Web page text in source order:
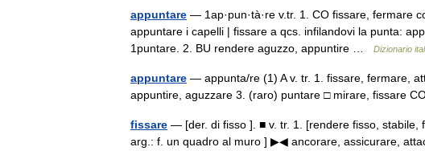
appuntare — 1ap·pun·tà·re v.tr. 1. CO fissare, fermare
appuntare i capelli | fissare a qcs. infilandovi la punta:
1puntare. 2. BU rendere aguzzo, appuntire …
Dizionario
appuntare — appunta/re (1) A v. tr. 1. fissare, fermare,
appuntire, aguzzare 3. (raro) puntare □ mirare, fissare
fissare — [der. di fisso ]. ■ v. tr. 1. [rendere fisso,
arg.: f. un quadro al muro ] ▶◀ ancorare, assicurare,